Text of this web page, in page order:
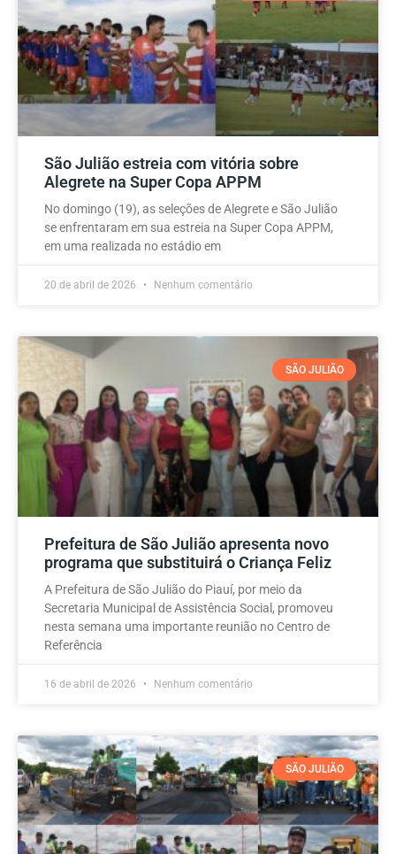
São Julião estreia com vitória sobre
Alegrete na Super Copa APPM
No domingo (19), as seleções de Alegrete e São Julião
se enfrentaram em sua estreia na Super Copa APPM,
em uma realizada no estádio em
20 de abril de 2026 Nenhum comentário
SÃO JULIÃO
Prefeitura de São Julião apresenta novo
programa que substituirá o Criança Feliz
A Prefeitura de São Julião do Piauí, por meio da
Secretaria Municipal de Assistência Social, promoveu
nesta semana uma importante reunião no Centro de
Referência
16 de abril de 2026 Nenhum comentário
SÃO JULIÃO